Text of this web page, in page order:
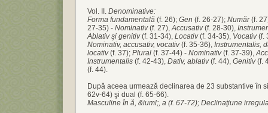
Vol. II. Denominative:
Forma fundamentală (f. 26); Gen (f. 26-27); Număr(f.
27-35) - Nominativ(f. 27),Accusativ(f. 28-30),
Ablativ şi genitiv(f. 31-34), Locativ(f. 34-35), Vocativ(f.
Nominativ, accusativ, vocativ(f. 35-36), Instrumentalis,
locativ(f. 37); Plural (f. 37-44) - Nominativ(f. 37-39),
Instrumentalis (f. 42-43), Dativ, ablativ(f. 44), Genitiv(f.
(f. 44).
După aceea urmează declinarea de 23 substantive în
62v-64) şi dual (f. 65-66).
Masculine în ă, &iuml;, a (f. 67-72); Declinaţiune